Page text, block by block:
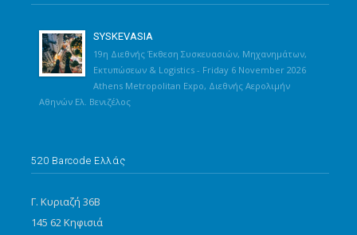
SYSKEVASIA
19η Διεθνής Έκθεση Συσκευασιών, Μηχανημάτων,
Εκτυπώσεων & Logistics - Friday 6 November 2026
Athens Metropolitan Expo, Διεθνής Αερολιμήν
Αθηνών Ελ. Βενιζέλος
520 Barcode Ελλάς
Γ. Κυριαζή 36Β
145 62 Κηφισιά